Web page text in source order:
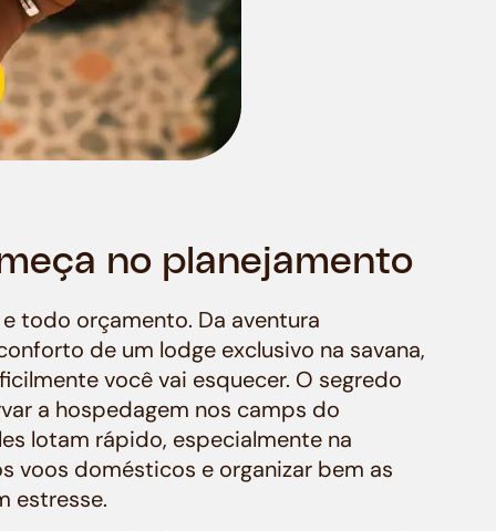
no planejamento
todo orçamento. Da aventura
de um lodge exclusivo na savana,
você vai esquecer. O segredo
a hospedagem nos camps do
lotam rápido, especialmente na
voos domésticos e organizar bem as
estresse.